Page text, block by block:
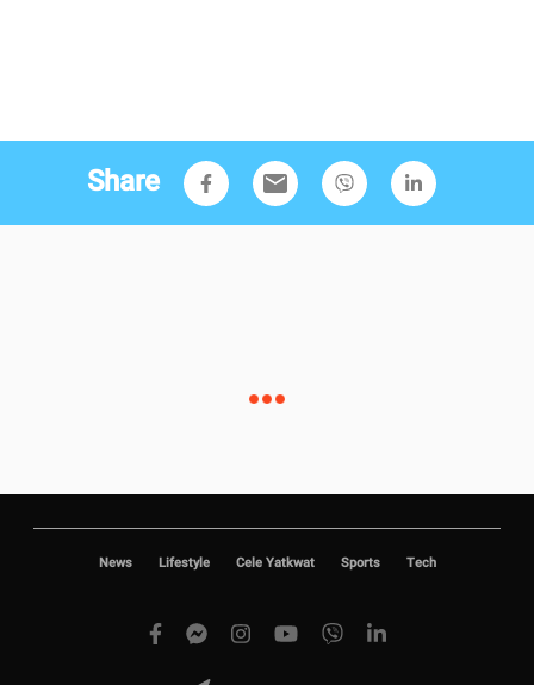
Share email
News Lifestyle Cele Yatkwat Sports Tech